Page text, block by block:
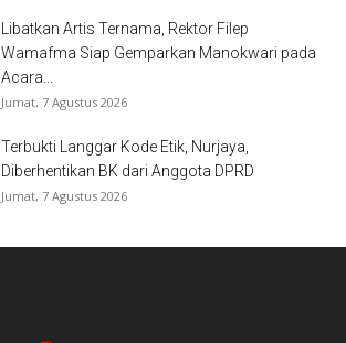
Libatkan Artis Ternama, Rektor Filep
Wamafma Siap Gemparkan Manokwari pada
Acara...
Jumat, 7 Agustus 2026
Terbukti Langgar Kode Etik, Nurjaya,
Diberhentikan BK dari Anggota DPRD
Jumat, 7 Agustus 2026